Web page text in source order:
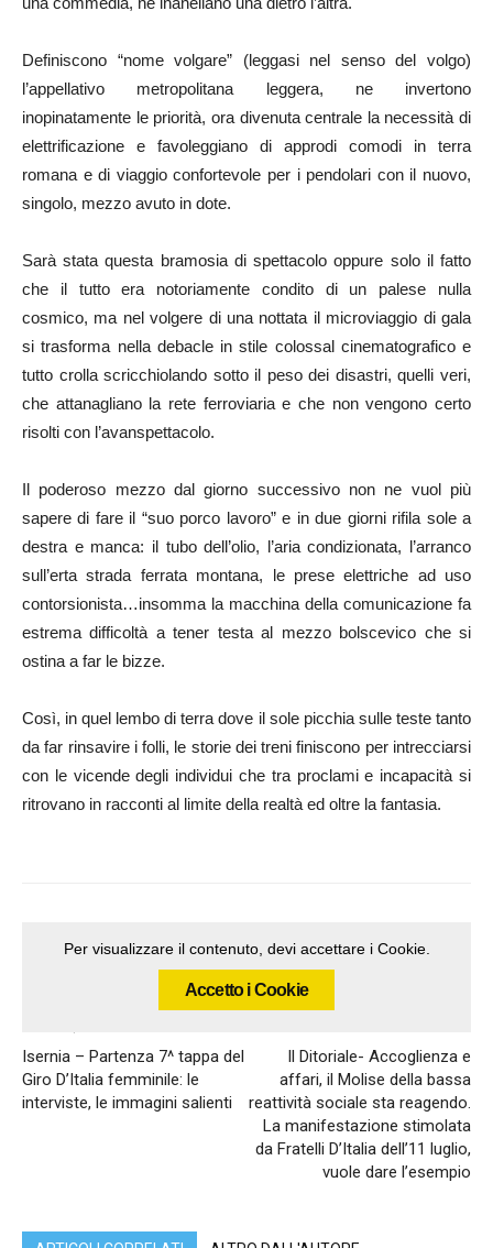
Definiscono “nome volgare” (leggasi nel senso del volgo)
l’appellativo metropolitana leggera, ne invertono
inopinatamente le priorità, ora divenuta centrale la necessità di
elettrificazione e favoleggiano di approdi comodi in terra
romana e di viaggio confortevole per i pendolari con il nuovo,
singolo, mezzo avuto in dote.
Sarà stata questa bramosia di spettacolo oppure solo il fatto
che il tutto era notoriamente condito di un palese nulla
cosmico, ma nel volgere di una nottata il microviaggio di gala
si trasforma nella debacle in stile colossal cinematografico e
tutto crolla scricchiolando sotto il peso dei disastri, quelli veri,
che attanagliano la rete ferroviaria e che non vengono certo
risolti con l’avanspettacolo.
Il poderoso mezzo dal giorno successivo non ne vuol più
sapere di fare il “suo porco lavoro” e in due giorni rifila sole a
destra e manca: il tubo dell’olio, l’aria condizionata, l’arranco
sull’erta strada ferrata montana, le prese elettriche ad uso
contorsionista…insomma la macchina della comunicazione fa
estrema difficoltà a tener testa al mezzo bolscevico che si
ostina a far le bizze.
Così, in quel lembo di terra dove il sole picchia sulle teste tanto
da far rinsavire i folli, le storie dei treni finiscono per intrecciarsi
con le vicende degli individui che tra proclami e incapacità si
ritrovano in racconti al limite della realtà ed oltre la fantasia.
Per visualizzare il contenuto, devi accettare i Cookie.
Accetto i Cookie
Isernia – Partenza 7^ tappa del
Giro D’Italia femminile: le
interviste, le immagini salienti
Il Ditoriale- Accoglienza e
affari, il Molise della bassa
reattività sociale sta reagendo.
La manifestazione stimolata
da Fratelli D’Italia dell’11 luglio,
vuole dare l’esempio